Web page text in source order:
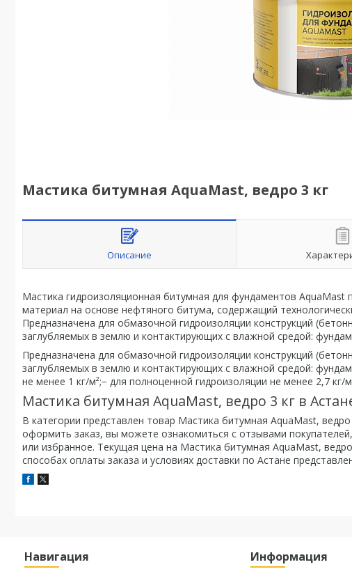
Мастика битумная AquaMast, ведро 3 кг
Описание
Мастика гидроизоляционная битумная для фундаментов
материал на основе нефтяного битума, содержащий
Предназначена для обмазочной гидроизоляции конструкций
заглубляемых в землю и контактирующих с влажной средой:
Предназначена для обмазочной гидроизоляции конструкций
заглубляемых в землю и контактирующих с влажной средой:
не менее 1 кг/м²;− для полноценной гидроизоляции не менее 2,7 кг/
Мастика битумная AquaMast, ведро 3 кг в
В категории представлен товар Мастика битумная AquaMast,
оформить заказ, вы можете ознакомиться с отзывами
или избранное. Текущая цена на Мастика битумная AquaMast,
способах оплаты заказа и условиях доставки по Астане
Навигация Информация